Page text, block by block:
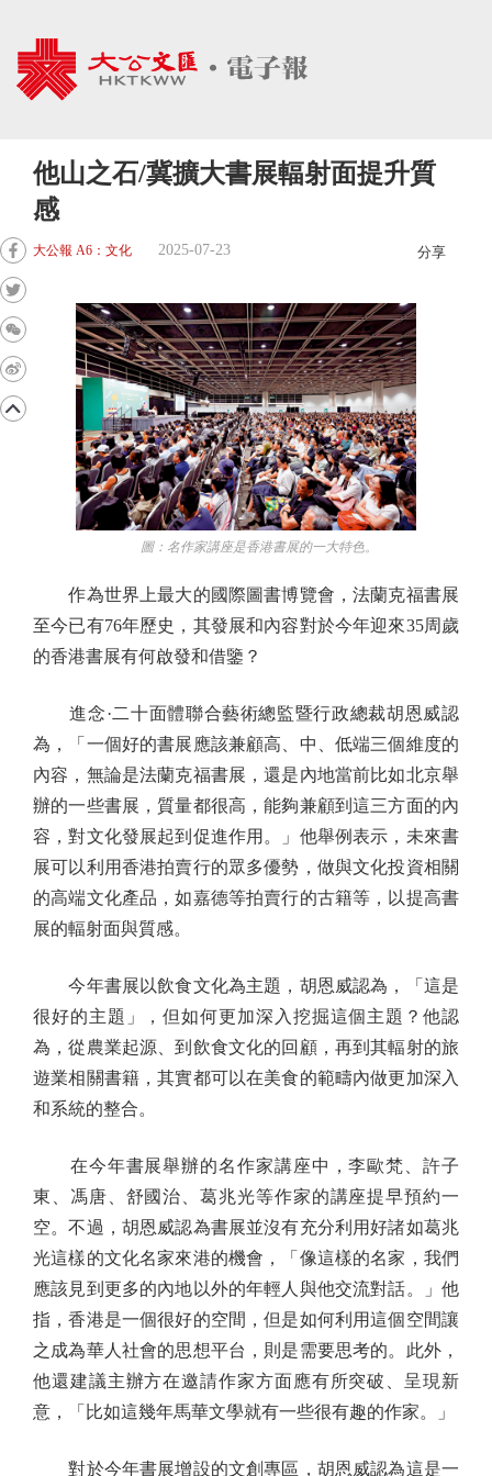
他山之石/冀擴大書展輻射面提升質
感
大公報 A6：文化 2025-07-23 分享
圖：名作家講座是香港書展的一大特色。
作為世界上最大的國際圖書博覽會，法蘭克福書展
至今已有76年歷史，其發展和內容對於今年迎來35周歲
的香港書展有何啟發和借鑒？
進念·二十面體聯合藝術總監暨行政總裁胡恩威認
為，「一個好的書展應該兼顧高、中、低端三個維度的
內容，無論是法蘭克福書展，還是內地當前比如北京舉
辦的一些書展，質量都很高，能夠兼顧到這三方面的內
容，對文化發展起到促進作用。」他舉例表示，未來書
展可以利用香港拍賣行的眾多優勢，做與文化投資相關
的高端文化產品，如嘉德等拍賣行的古籍等，以提高書
展的輻射面與質感。
今年書展以飲食文化為主題，胡恩威認為，「這是
很好的主題」，但如何更加深入挖掘這個主題？他認
為，從農業起源、到飲食文化的回顧，再到其輻射的旅
遊業相關書籍，其實都可以在美食的範疇內做更加深入
和系統的整合。
在今年書展舉辦的名作家講座中，李歐梵、許子
東、馮唐、舒國治、葛兆光等作家的講座提早預約一
空。不過，胡恩威認為書展並沒有充分利用好諸如葛兆
光這樣的文化名家來港的機會，「像這樣的名家，我們
應該見到更多的內地以外的年輕人與他交流對話。」他
指，香港是一個很好的空間，但是如何利用這個空間讓
之成為華人社會的思想平台，則是需要思考的。此外，
他還建議主辦方在邀請作家方面應有所突破、呈現新
意，「比如這幾年馬華文學就有一些很有趣的作家。」
對於今年書展增設的文創專區，胡恩威認為這是一